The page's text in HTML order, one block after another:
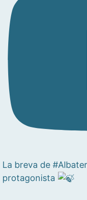
La breva de
protagonista